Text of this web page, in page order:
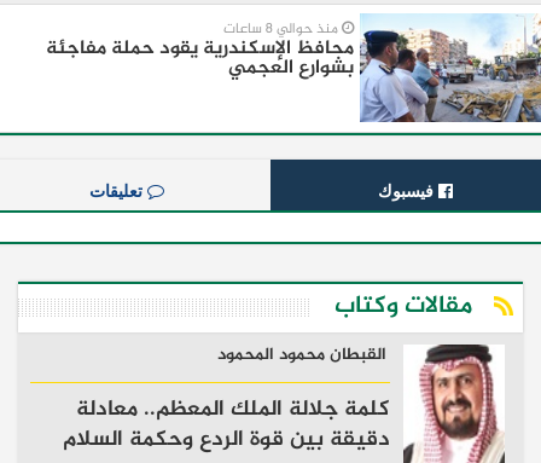
منذ حوالي 8 ساعات
محافظ الإسكندرية يقود حملة مفاجئة
بشوارع العجمي
فيسبوك تعليقات
مقالات وكتاب
القبطان محمود المحمود
كلمة جلالة الملك المعظم.. معادلة
دقيقة بين قوة الردع وحكمة السلام